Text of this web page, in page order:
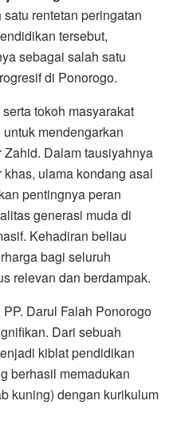
rentetan peringatan
tersebut,
sebagai salah satu
di Ponorogo.
tokoh masyarakat
mendengarkan
Dalam tausiyahnya
ulama kondang asal
pentingnya peran
generasi muda di
Kehadiran beliau
bagi seluruh
relevan dan berdampak.
Darul Falah Ponorogo
Dari sebuah
kiblat pendidikan
berhasil memadukan
kuning) dengan kurikulum